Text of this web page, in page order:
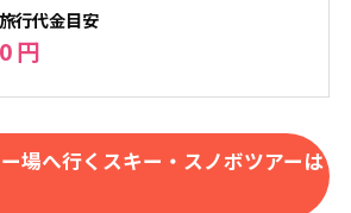
旅⾏代⾦⽬安
0 円
場へ行くスキー・スノボツアーは